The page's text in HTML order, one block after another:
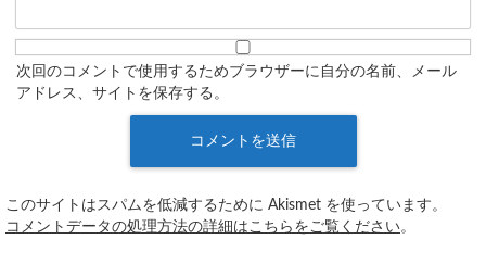
次回のコメントで使用するためブラウザーに自分の名前、メール
アドレス、サイトを保存する。
このサイトはスパムを低減するために Akismet を使っています。
コメントデータの処理方法の詳細はこちらをご覧ください。